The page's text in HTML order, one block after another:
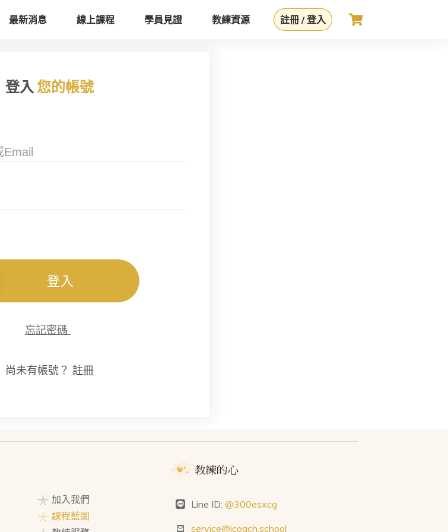
最新消息 線上課程 學員見證 教練資源 註冊 / 登入
登入您的帳號
登入
忘記密碼
尚未有帳號？ 註冊
𓇼 加入我們
𓇼 課程藍圖
Line ID:@300esxcg
service@icoach.school